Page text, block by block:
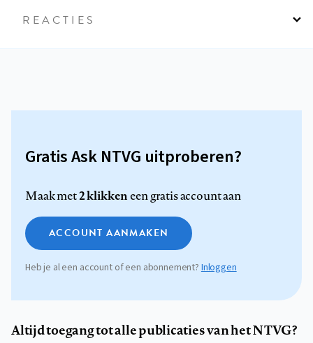
REACTIES
Gratis Ask NTVG uitproberen?
Maak met2 klikkeneen gratis account aan
ACCOUNT AANMAKEN
Heb je al een account of een abonnement?Inloggen
Altijd toegang tot alle publicaties van het NTVG?